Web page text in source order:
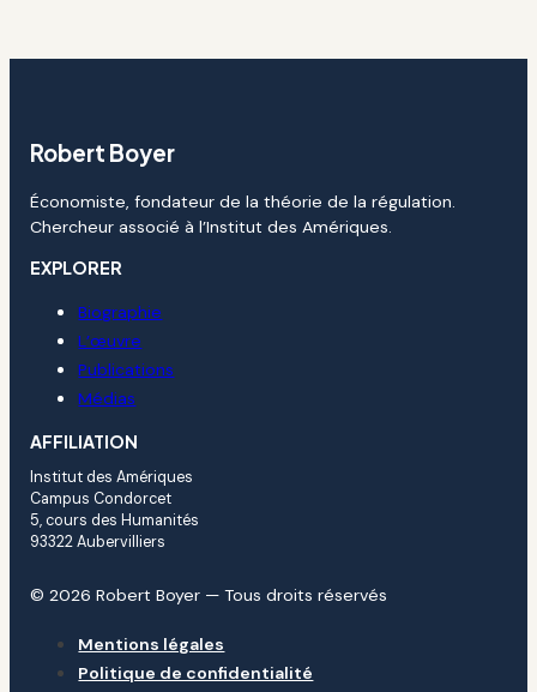
Robert Boyer
Économiste, fondateur de la théorie de la régulation.
Chercheur associé à l’Institut des Amériques.
EXPLORER
Biographie
L’œuvre
Publications
Médias
AFFILIATION
Institut des Amériques
Campus Condorcet
5, cours des Humanités
93322 Aubervilliers
© 2026 Robert Boyer — Tous droits réservés
Mentions légales
Politique de confidentialité